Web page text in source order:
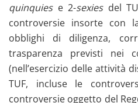
quinquiese 2-sexiesdel
controversie insorte con
obblighi di diligenza,
trasparenza previsti nei
(nell’esercizio delle attività
TUF, incluse le
controversie oggetto del